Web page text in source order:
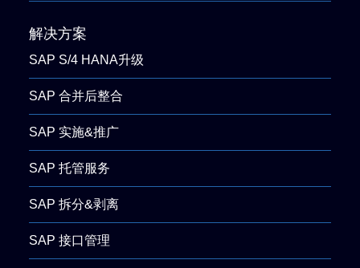
解决方案
SAP S/4 HANA升级
SAP 合并后整合
SAP 实施&推广
SAP 托管服务
SAP 拆分&剥离
SAP 接口管理